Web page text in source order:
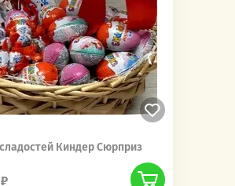
Киндер Сюрприз